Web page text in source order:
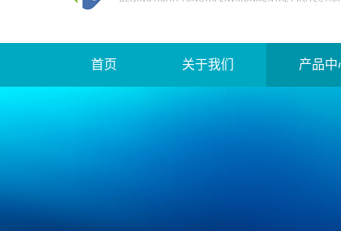
首页 关于我们 产品中